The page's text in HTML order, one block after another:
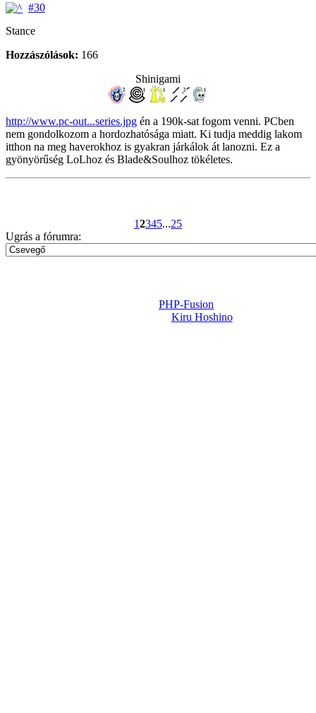
#30
Stance
Hozzászólások: 166
Shinigami
http://www.pc-out...series.jpg én a 190k-sat fogom venni. PCben
nem gondolkozom a hordozhatósága miatt. Ki tudja meddig lakom
itthon na meg haverokhoz is gyakran járkálok át lanozni. Ez a
gyönyörűség LoLhoz és Blade&Soulhoz tökéletes.
12345...25
Ugrás a fórumra:
PHP-Fusion
Kiru Hoshino